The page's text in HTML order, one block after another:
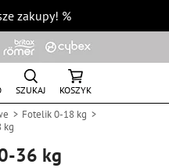
zakupy! %
SZUKAJ KOSZYK
Fotelik 0-18 kg
kg
36 kg